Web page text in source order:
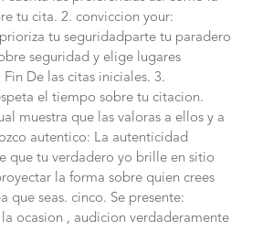
tu cita. 2. conviccion your:
tu seguridadparte tu paradero
seguridad y elige lugares
De las citas iniciales. 3.
el tiempo sobre tu citacion.
muestra que las valoras a ellos y a
autentico: La autenticidad
que tu verdadero yo brille en sitio
la forma sobre quien crees
que seas. cinco. Se presente:
ocasion , audicion verdaderamente